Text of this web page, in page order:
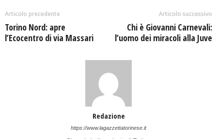
Articolo precedente
Torino Nord: apre
l’Ecocentro di via Massari
Articolo successivo
Chi è Giovanni Carnevali:
l’uomo dei miracoli alla Juve
Redazione
https://www.lagazzettatorinese.it